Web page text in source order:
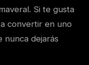
Si te gusta
convertir en uno
nunca dejarás